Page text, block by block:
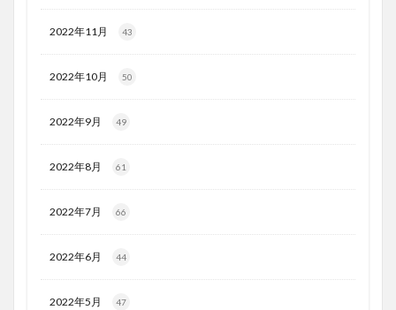
2022年11月 43
2022年10月 50
2022年9月 49
2022年8月 61
2022年7月 66
2022年6月 44
2022年5月 47